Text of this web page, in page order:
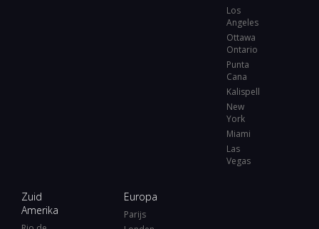
Los
Angeles
Ottawa
Ontario
Punta
Cana
Kalispell
New
York
Miami
Las
Vegas
Zuid
Amerika
Europa
Parijs